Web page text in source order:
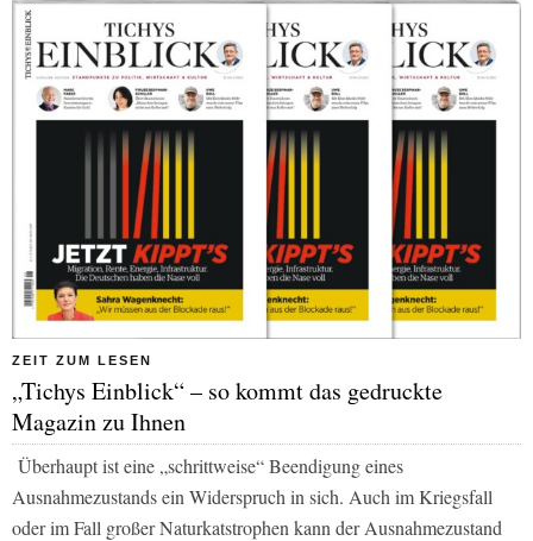
ZEIT ZUM LESEN
„Tichys Einblick“ – so kommt das gedruckte
Magazin zu Ihnen
Überhaupt ist eine „schrittweise“ Beendigung eines
Ausnahmezustands ein Widerspruch in sich. Auch im Kriegsfall
oder im Fall großer Naturkatstrophen kann der Ausnahmezustand